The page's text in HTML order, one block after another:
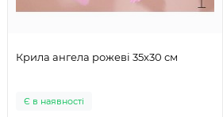
Крила ангела рожеві 35х30 см
Є в наявності